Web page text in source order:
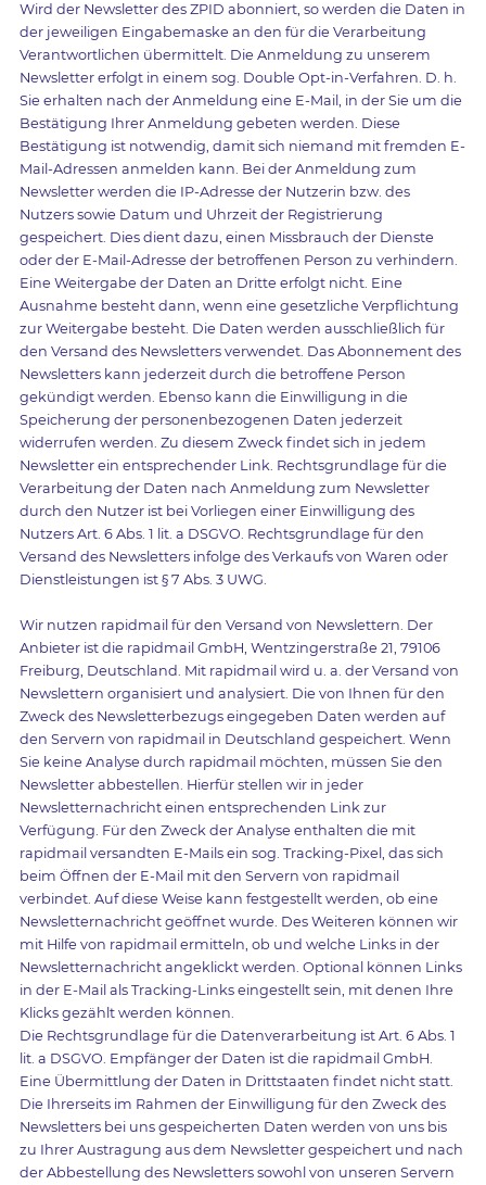
Wird der Newsletter des ZPID abonniert, so werden die Daten in
der jeweiligen Eingabemaske an den für die Verarbeitung
Verantwortlichen übermittelt. Die Anmeldung zu unserem
Newsletter erfolgt in einem sog. Double Opt-in-Verfahren. D. h.
Sie erhalten nach der Anmeldung eine E-Mail, in der Sie um die
Bestätigung Ihrer Anmeldung gebeten werden. Diese
Bestätigung ist notwendig, damit sich niemand mit fremden E-
Mail-Adressen anmelden kann. Bei der Anmeldung zum
Newsletter werden die IP-Adresse der Nutzerin bzw. des
Nutzers sowie Datum und Uhrzeit der Registrierung
gespeichert. Dies dient dazu, einen Missbrauch der Dienste
oder der E-Mail-Adresse der betroffenen Person zu verhindern.
Eine Weitergabe der Daten an Dritte erfolgt nicht. Eine
Ausnahme besteht dann, wenn eine gesetzliche Verpflichtung
zur Weitergabe besteht. Die Daten werden ausschließlich für
den Versand des Newsletters verwendet. Das Abonnement des
Newsletters kann jederzeit durch die betroffene Person
gekündigt werden. Ebenso kann die Einwilligung in die
Speicherung der personenbezogenen Daten jederzeit
widerrufen werden. Zu diesem Zweck findet sich in jedem
Newsletter ein entsprechender Link. Rechtsgrundlage für die
Verarbeitung der Daten nach Anmeldung zum Newsletter
durch den Nutzer ist bei Vorliegen einer Einwilligung des
Nutzers Art. 6 Abs. 1 lit. a DSGVO. Rechtsgrundlage für den
Versand des Newsletters infolge des Verkaufs von Waren oder
Dienstleistungen ist § 7 Abs. 3 UWG.
Wir nutzen rapidmail für den Versand von Newslettern. Der
Anbieter ist die rapidmail GmbH, Wentzingerstraße 21, 79106
Freiburg, Deutschland. Mit rapidmail wird u. a. der Versand von
Newslettern organisiert und analysiert. Die von Ihnen für den
Zweck des Newsletterbezugs eingegeben Daten werden auf
den Servern von rapidmail in Deutschland gespeichert. Wenn
Sie keine Analyse durch rapidmail möchten, müssen Sie den
Newsletter abbestellen. Hierfür stellen wir in jeder
Newsletternachricht einen entsprechenden Link zur
Verfügung. Für den Zweck der Analyse enthalten die mit
rapidmail versandten E-Mails ein sog. Tracking-Pixel, das sich
beim Öffnen der E-Mail mit den Servern von rapidmail
verbindet. Auf diese Weise kann festgestellt werden, ob eine
Newsletternachricht geöffnet wurde. Des Weiteren können wir
mit Hilfe von rapidmail ermitteln, ob und welche Links in der
Newsletternachricht angeklickt werden. Optional können Links
in der E-Mail als Tracking-Links eingestellt sein, mit denen Ihre
Klicks gezählt werden können.
Die Rechtsgrundlage für die Datenverarbeitung ist Art. 6 Abs. 1
lit. a DSGVO. Empfänger der Daten ist die rapidmail GmbH.
Eine Übermittlung der Daten in Drittstaaten findet nicht statt.
Die Ihrerseits im Rahmen der Einwilligung für den Zweck des
Newsletters bei uns gespeicherten Daten werden von uns bis
zu Ihrer Austragung aus dem Newsletter gespeichert und nach
der Abbestellung des Newsletters sowohl von unseren Servern